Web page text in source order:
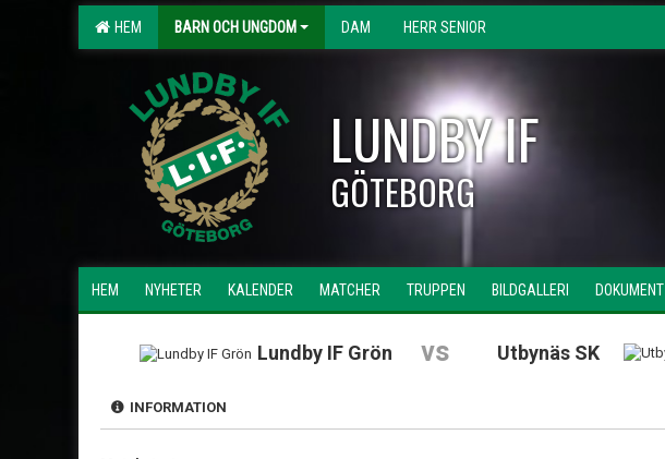
HEM BARN OCH UNGDOM DAM HERR SENIOR
LUNDBY IF
GÖTEBORG
HEM NYHETER KALENDER MATCHER TRUPPEN BILDGALLERI DOKUMENT
Lundby IF Grön vs Utbynäs SK
INFORMATION